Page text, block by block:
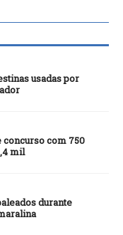
usadas por
com 750
mil
durante